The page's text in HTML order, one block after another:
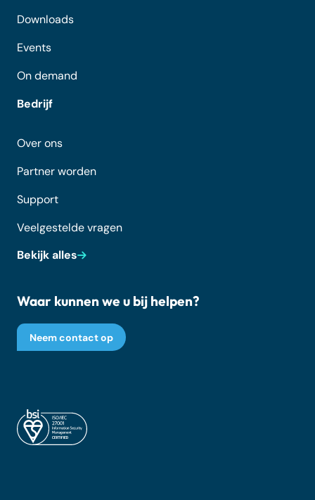
Downloads
Events
On demand
Bedrijf
Over ons
Partner worden
Support
Veelgestelde vragen
Bekijk alles
Waar kunnen we u bij helpen?
Neem contact op